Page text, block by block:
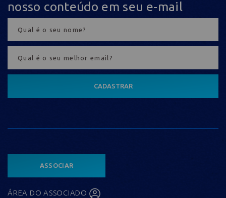
nosso conteúdo em seu e-mail
CADASTRAR
ASSOCIAR
ÁREA DO ASSOCIADO